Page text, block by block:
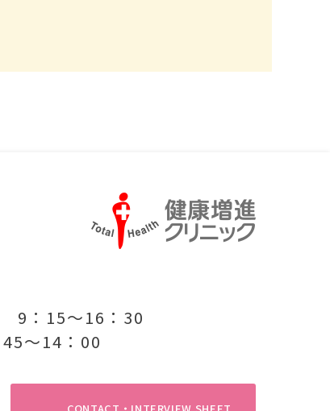
9：15〜16：30
〜14：00